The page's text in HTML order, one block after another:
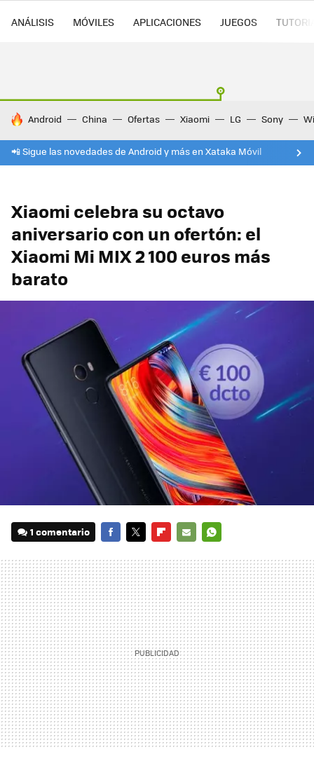
ANÁLISIS MÓVILES APLICACIONES JUEGOS
HOY SE HABLA DE
Android China Ofertas Xiaomi LG Sony
📲 Sigue las novedades de Android y más en Xataka Móvil
Xiaomi celebra su octavo
aniversario con un ofertón: el
Xiaomi Mi MIX 2 100 euros más
barato
1 comentario
MAIL